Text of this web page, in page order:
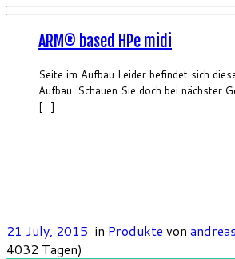
ARM® based HPe midi
Seite im Aufbau Leider befindet sich
Aufbau. Schauen Sie doch bei nächster
[…]
21 July, 2015 in Produkte von andreas
4032 Tagen)